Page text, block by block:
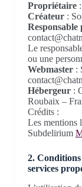
Propriétaire:
Créateur:
Le
ou une
Webmaster:
Hébergeur:
Roubaix –
Crédits :
Les mentions
Subdelirium
2. Conditions
services